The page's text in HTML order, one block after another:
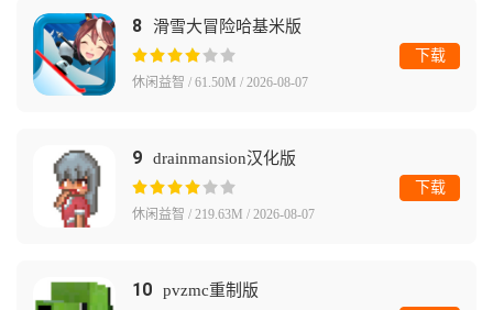
8 滑雪大冒险哈基米版
休闲益智 / 61.50M / 2026-08-07
下载
9 drainmansion汉化版
休闲益智 / 219.63M / 2026-08-07
下载
10 pvzmc重制版